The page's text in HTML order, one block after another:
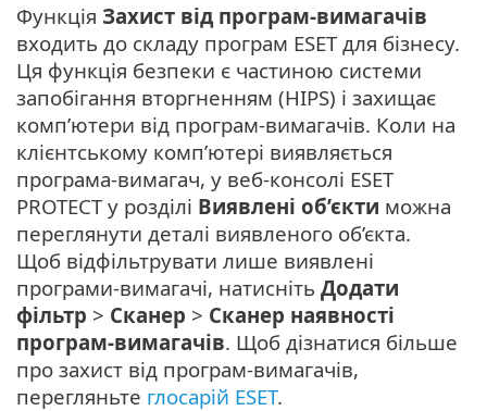
Функція Захист від програм-вимагачів
входить до складу програм ESET для бізнесу.
Ця функція безпеки є частиною системи
запобігання вторгненням (HIPS) і захищає
комп’ютери від програм-вимагачів. Коли на
клієнтському комп’ютері виявляється
програма-вимагач, у веб-консолі ESET
PROTECT у розділі Виявлені об’єкти можна
переглянути деталі виявленого об’єкта.
Щоб відфільтрувати лише виявлені
програми-вимагачі, натисніть Додати
фільтр > Сканер > Сканер наявності
програм-вимагачів. Щоб дізнатися більше
про захист від програм-вимагачів,
перегляньте глосарій ESET.